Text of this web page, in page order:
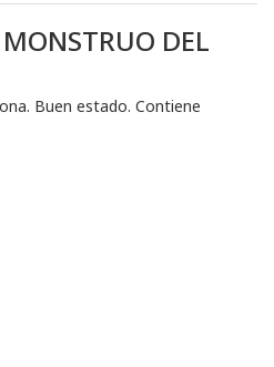
MONSTRUO DEL
Buen estado. Contiene